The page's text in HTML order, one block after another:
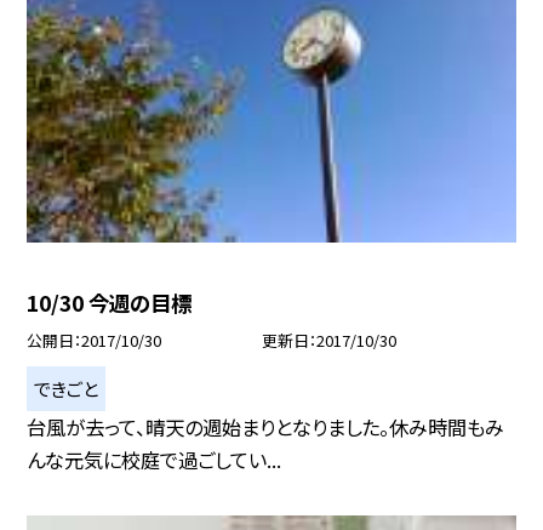
10/30 今週の目標
公開日 2017/10/30 更新日 2017/10/30
できごと
台風が去って、晴天の週始まりとなりました。休み時間もみ
んな元気に校庭で過ごしてい...